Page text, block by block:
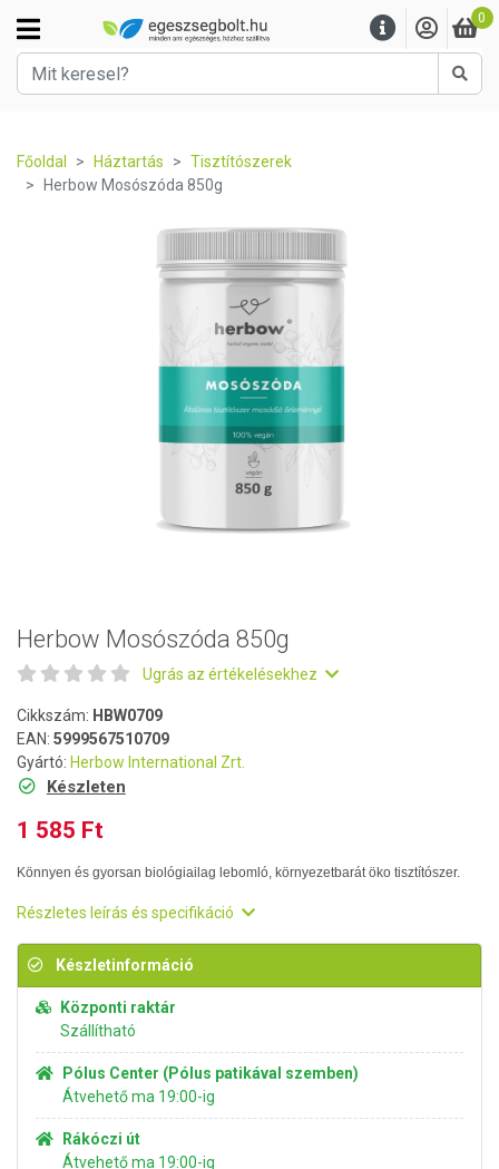
0
Főoldal Háztartás
Tisztítószerek
Herbow Mosószóda 850g
Herbow Mosószóda 850g
Ugrás az értékelésekhez
Cikkszám: HBW0709
EAN: 5999567510709
Gyártó: Herbow International Zrt.
Készleten
1 585 Ft
Könnyen és gyorsan biológiailag lebomló, környezetbarát öko tisztítószer.
Részletes leírás és specifikáció
Készletinformáció
Központi raktár
Szállítható
Pólus Center (Pólus patikával szemben)
Átvehető ma 19:00-ig
Rákóczi út
Átvehető ma 19:00-ig